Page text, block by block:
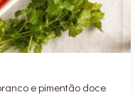
e pimentão doce